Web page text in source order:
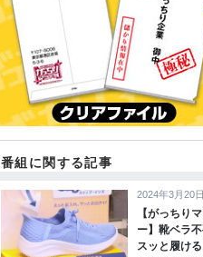
番組に関する記事